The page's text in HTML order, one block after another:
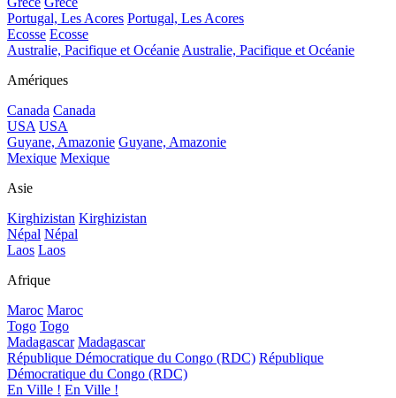
Portugal, Les Acores Portugal, Les Acores
Ecosse Ecosse
Australie, Pacifique et Océanie Australie, Pacifique et Océanie
Amériques
Canada Canada
USA USA
Guyane, Amazonie Guyane, Amazonie
Mexique Mexique
Asie
Kirghizistan Kirghizistan
Népal Népal
Laos Laos
Afrique
Maroc Maroc
Togo Togo
Madagascar Madagascar
République Démocratique du Congo (RDC) République
Démocratique du Congo (RDC)
En Ville ! En Ville !